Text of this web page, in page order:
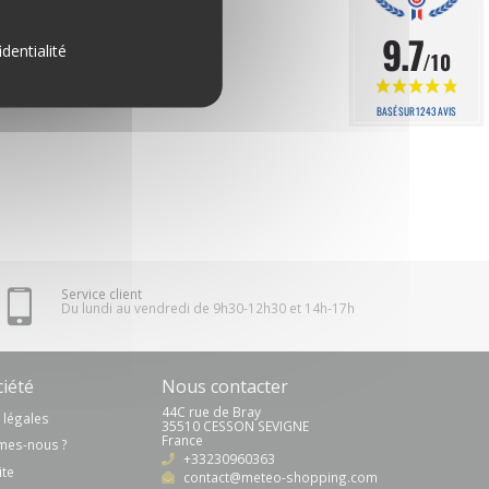
Service client
Du lundi au vendredi de 9h30-12h30 et 14h-17h
légales
nous ?
Nous contacter
44C rue de Bray
35510 CESSON SEVIGNE
France
+33230960363
contact@meteo-shopping.com
9.7/10
BASÉ SUR 1243 AVIS